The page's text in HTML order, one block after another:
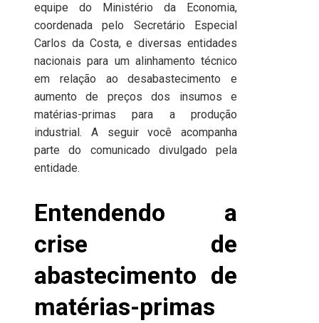
equipe do Ministério da Economia,
coordenada pelo Secretário Especial
Carlos da Costa, e diversas entidades
nacionais para um alinhamento técnico
em relação ao desabastecimento e
aumento de preços dos insumos e
matérias-primas para a produção
industrial. A seguir você acompanha
parte do comunicado divulgado pela
entidade.
Entendendo a
crise de
abastecimento de
matérias-primas